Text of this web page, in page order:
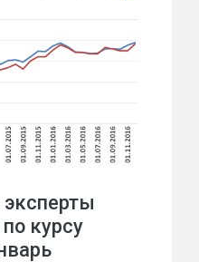
эксперты
курсу